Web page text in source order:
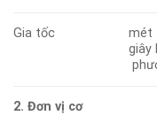
Gia tốc
mét
giây
2. Đơn vị cơ